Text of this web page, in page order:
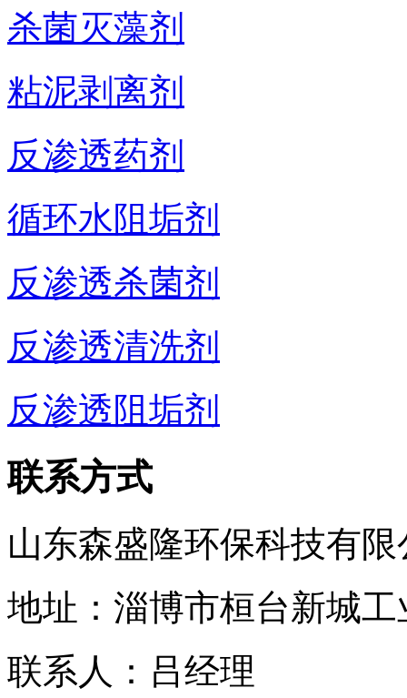
杀菌灭藻剂
粘泥剥离剂
反渗透药剂
循环水阻垢剂
反渗透杀菌剂
反渗透清洗剂
反渗透阻垢剂
联系方式
山东森盛隆环保科技有限
地址：淄博市桓台新城工
联系人：吕经理